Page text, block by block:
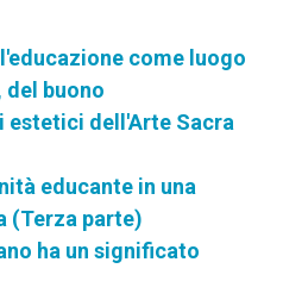
come luogo
del buono
estetici dell'Arte Sacra
educante in una
(Terza parte)
ha un significato